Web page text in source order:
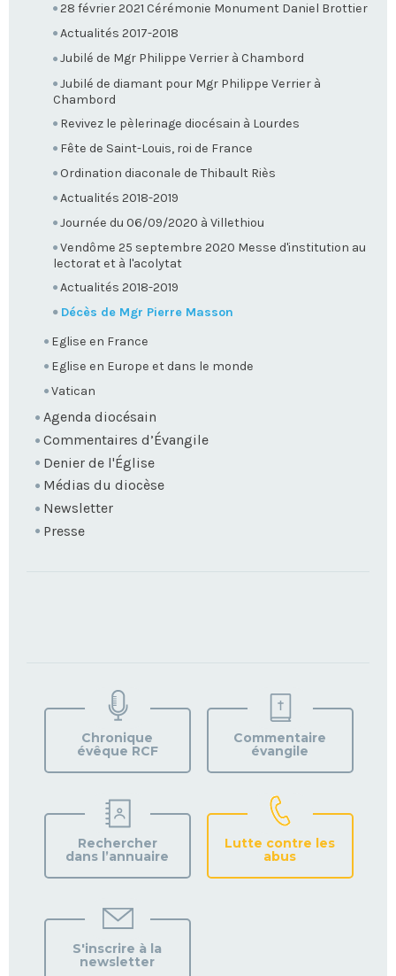
28 février 2021 Cérémonie Monument Daniel Brottier
Actualités 2017-2018
Jubilé de Mgr Philippe Verrier à Chambord
Jubilé de diamant pour Mgr Philippe Verrier à
Chambord
Revivez le pèlerinage diocésain à Lourdes
Fête de Saint-Louis, roi de France
Ordination diaconale de Thibault Riès
Actualités 2018-2019
Journée du 06/09/2020 à Villethiou
Vendôme 25 septembre 2020 Messe d'institution au
lectorat et à l'acolytat
Actualités 2018-2019
Décès de Mgr Pierre Masson
Eglise en France
Eglise en Europe et dans le monde
Vatican
Agenda diocésain
Commentaires d’Évangile
Denier de l'Église
Médias du diocèse
Newsletter
Presse
VOTRE
PAROISSE
Chronique
évêque RCF
Commentaire
évangile
Rechercher
dans l’annuaire
Lutte contre les
abus
S'inscrire à la
newsletter